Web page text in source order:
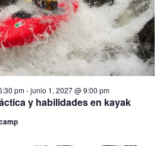
i
ó
n
d
b
e
v
i
s
t
a
y habilidades en kayak
pm-junio 1, 2027 @ 9:00 pm